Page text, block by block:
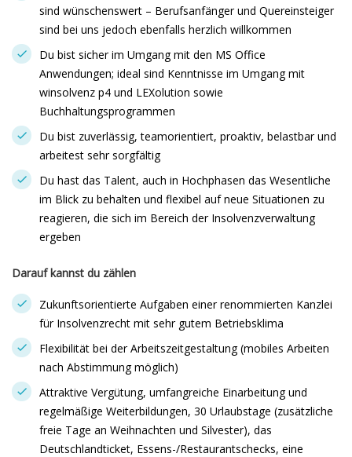
sind wünschenswert – Berufsanfänger und Quereinsteiger
sind bei uns jedoch ebenfalls herzlich willkommen
Du bist sicher im Umgang mit den MS Office
Anwendungen; ideal sind Kenntnisse im Umgang mit
winsolvenz p4 und LEXolution sowie
Buchhaltungsprogrammen
Du bist zuverlässig, teamorientiert, proaktiv, belastbar und
arbeitest sehr sorgfältig
Du hast das Talent, auch in Hochphasen das Wesentliche
im Blick zu behalten und flexibel auf neue Situationen zu
reagieren, die sich im Bereich der Insolvenzverwaltung
ergeben
Darauf kannst du zählen
Zukunftsorientierte Aufgaben einer renommierten Kanzlei
für Insolvenzrecht mit sehr gutem Betriebsklima
Flexibilität bei der Arbeitszeitgestaltung (mobiles Arbeiten
nach Abstimmung möglich)
Attraktive Vergütung, umfangreiche Einarbeitung und
regelmäßige Weiterbildungen, 30 Urlaubstage (zusätzliche
freie Tage an Weihnachten und Silvester), das
Deutschlandticket, Essens-/Restaurantschecks, eine